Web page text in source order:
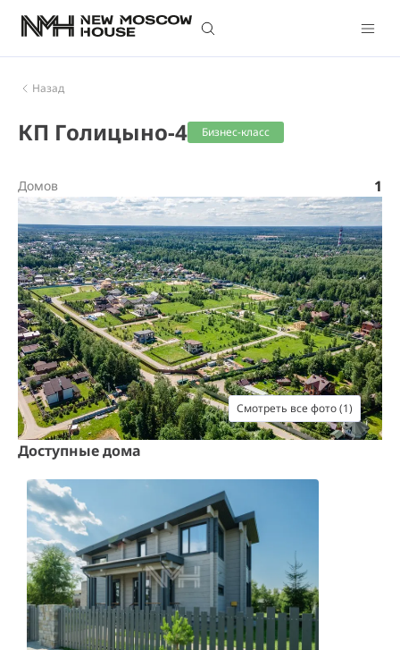
Назад
КП Голицыно-4 Бизнес-класс
Домов 1
Смотреть все фото (1)
Доступные дома